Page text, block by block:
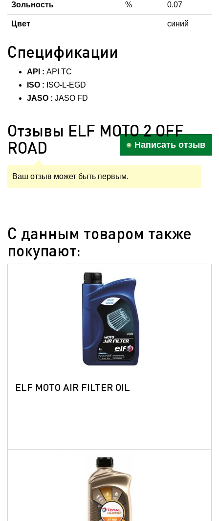
Зольность % 0.07
Цвет синий
Спецификации
API : API TC
ISO : ISO-L-EGD
JASO : JASO FD
Отзывы ELF MOTO 2 OFF
ROAD
Написать отзыв
Ваш отзыв может быть первым.
С данным товаром также
покупают:
ELF MOTO AIR FILTER OIL